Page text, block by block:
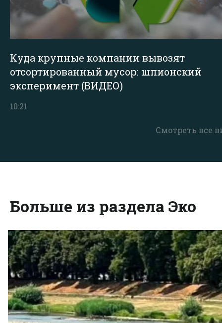
Смотреть все
Куда крупные компании вывозят
отсортированный мусор: шпионский
эксперимент (ВИДЕО)
10:21
Больше из раздела Эко